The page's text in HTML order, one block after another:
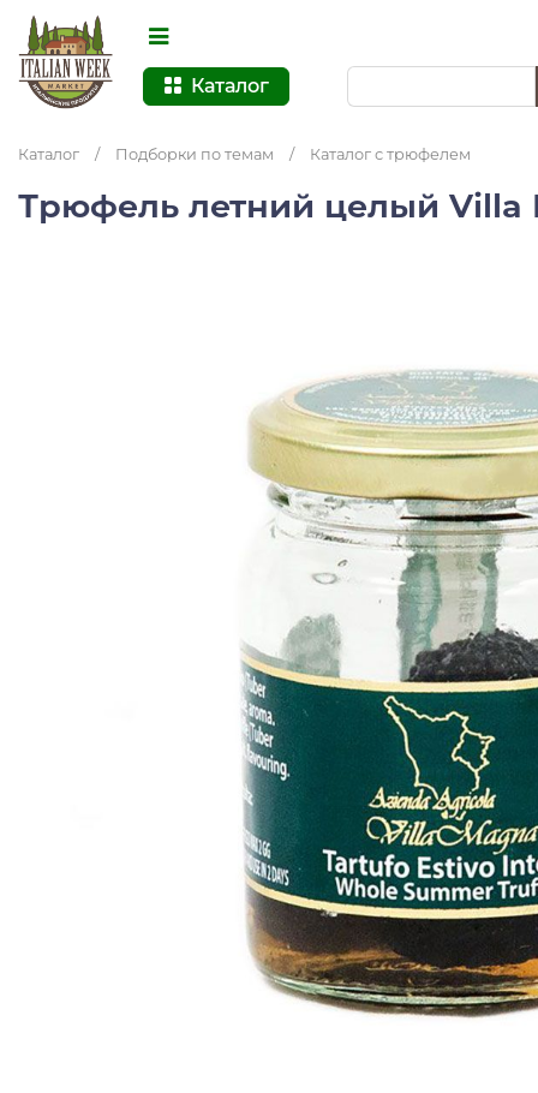
Каталог
Каталог / Подборки по темам / Каталог с трюфелем
Трюфель летний целый Villa